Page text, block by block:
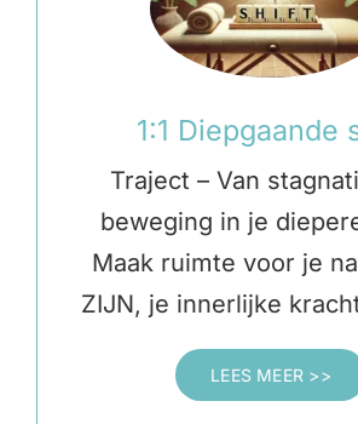
1:1 Diepgaande
Traject – Van
beweging in je
Maak ruimte voor je
ZIJN, je innerlijke
LEES MEER >>